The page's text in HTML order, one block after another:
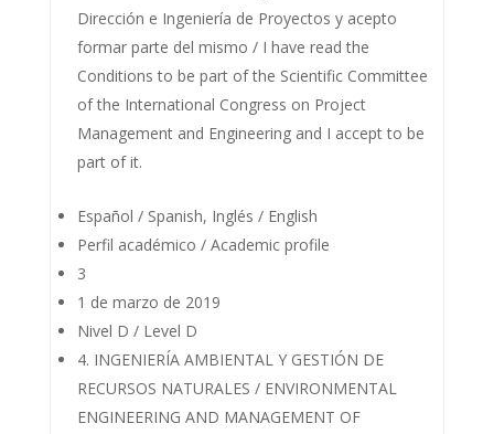
Dirección e Ingeniería de Proyectos y acepto
formar parte del mismo / I have read the
Conditions to be part of the Scientific Committee
of the International Congress on Project
Management and Engineering and I accept to be
part of it.
Español / Spanish, Inglés / English
Perfil académico / Academic profile
3
1 de marzo de 2019
Nivel D / Level D
4. INGENIERÍA AMBIENTAL Y GESTIÓN DE
RECURSOS NATURALES / ENVIRONMENTAL
ENGINEERING AND MANAGEMENT OF